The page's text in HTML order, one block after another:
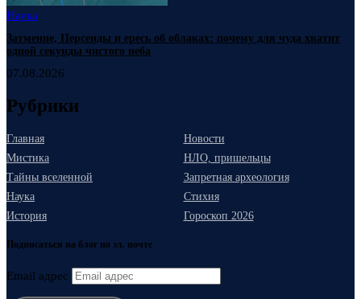
Наука
Затмение, Персеиды и ересь об облаках: почему для чуда хватит
одной секунды чистого неба
07.08.2026
Рубрики
Главная
Новости
Мистика
НЛО, пришельцы
Тайны вселенной
Запретная археология
Наука
Стихия
История
Гороскоп 2026
Подписаться на блог по эл. почте
Email адрес